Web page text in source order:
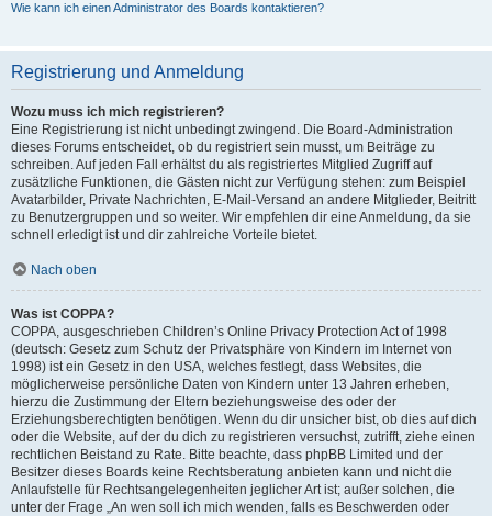
Wie kann ich einen Administrator des Boards kontaktieren?
Registrierung und Anmeldung
Wozu muss ich mich registrieren?
Eine Registrierung ist nicht unbedingt zwingend. Die Board-Administration
dieses Forums entscheidet, ob du registriert sein musst, um Beiträge zu
schreiben. Auf jeden Fall erhältst du als registriertes Mitglied Zugriff auf
zusätzliche Funktionen, die Gästen nicht zur Verfügung stehen: zum Beispiel
Avatarbilder, Private Nachrichten, E-Mail-Versand an andere Mitglieder, Beitritt
zu Benutzergruppen und so weiter. Wir empfehlen dir eine Anmeldung, da sie
schnell erledigt ist und dir zahlreiche Vorteile bietet.
Nach oben
Was ist COPPA?
COPPA, ausgeschrieben Children’s Online Privacy Protection Act of 1998
(deutsch: Gesetz zum Schutz der Privatsphäre von Kindern im Internet von
1998) ist ein Gesetz in den USA, welches festlegt, dass Websites, die
möglicherweise persönliche Daten von Kindern unter 13 Jahren erheben,
hierzu die Zustimmung der Eltern beziehungsweise des oder der
Erziehungsberechtigten benötigen. Wenn du dir unsicher bist, ob dies auf dich
oder die Website, auf der du dich zu registrieren versuchst, zutrifft, ziehe einen
rechtlichen Beistand zu Rate. Bitte beachte, dass phpBB Limited und der
Besitzer dieses Boards keine Rechtsberatung anbieten kann und nicht die
Anlaufstelle für Rechtsangelegenheiten jeglicher Art ist; außer solchen, die
unter der Frage „An wen soll ich mich wenden, falls es Beschwerden oder